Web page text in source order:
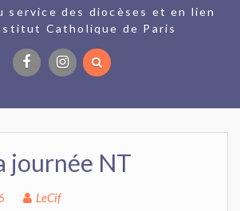
service des diocèses et en lien
Catholique de Paris
journée NT
LeCif